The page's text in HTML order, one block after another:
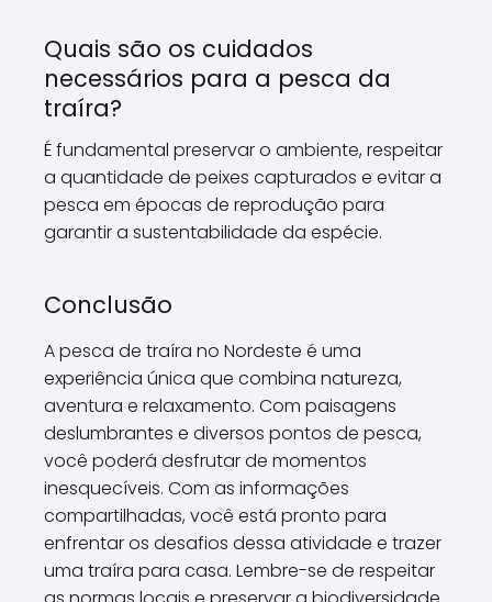
Quais são os cuidados
necessários para a pesca da
traíra?
É fundamental preservar o ambiente, respeitar
a quantidade de peixes capturados e evitar a
pesca em épocas de reprodução para
garantir a sustentabilidade da espécie.
Conclusão
A pesca de traíra no Nordeste é uma
experiência única que combina natureza,
aventura e relaxamento. Com paisagens
deslumbrantes e diversos pontos de pesca,
você poderá desfrutar de momentos
inesquecíveis. Com as informações
compartilhadas, você está pronto para
enfrentar os desafios dessa atividade e trazer
uma traíra para casa. Lembre-se de respeitar